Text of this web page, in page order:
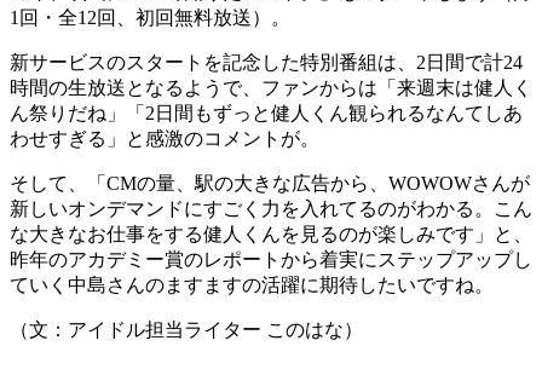
1回・全12回、初回無料放送）。
新サービスのスタートを記念した特別番組は、2日間で計24
時間の生放送となるようで、ファンからは「来週末は健人く
ん祭りだね」「2日間もずっと健人くん観られるなんてしあ
わせすぎる」と感激のコメントが。
そして、「CMの量、駅の大きな広告から、WOWOWさんが
新しいオンデマンドにすごく力を入れてるのがわかる。こん
な大きなお仕事をする健人くんを見るのが楽しみです」と、
昨年のアカデミー賞のレポートから着実にステップアップし
ていく中島さんのますますの活躍に期待したいですね。
（文：アイドル担当ライター このはな）